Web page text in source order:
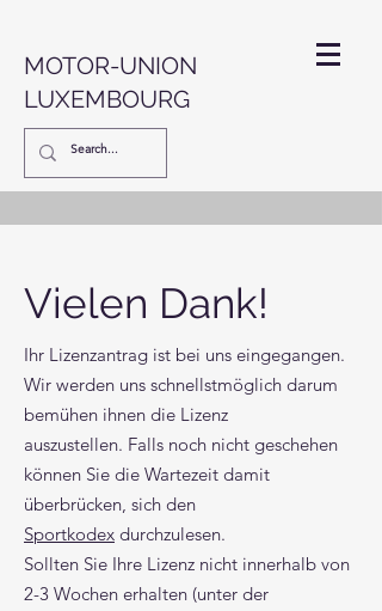
MOTOR-UNION
LUXEMBOURG
Vielen Dank!
Ihr Lizenzantrag ist bei uns eingegangen.
Wir werden uns schnellstmöglich darum
bemühen ihnen die Lizenz
auszustellen. Falls noch nicht geschehen
können Sie die Wartezeit damit
überbrücken, sich den
Sportkodex durchzulesen.
Sollten Sie Ihre Lizenz nicht innerhalb von
2-3 Wochen erhalten (unter der